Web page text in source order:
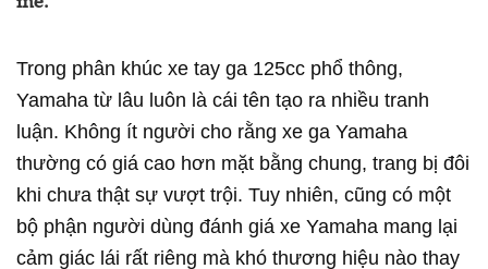
Trong phân khúc xe tay ga 125cc phổ thông,
Yamaha từ lâu luôn là cái tên tạo ra nhiều tranh
luận. Không ít người cho rằng xe ga Yamaha
thường có giá cao hơn mặt bằng chung, trang bị đôi
khi chưa thật sự vượt trội. Tuy nhiên, cũng có một
bộ phận người dùng đánh giá xe Yamaha mang lại
cảm giác lái rất riêng mà khó thương hiệu nào thay